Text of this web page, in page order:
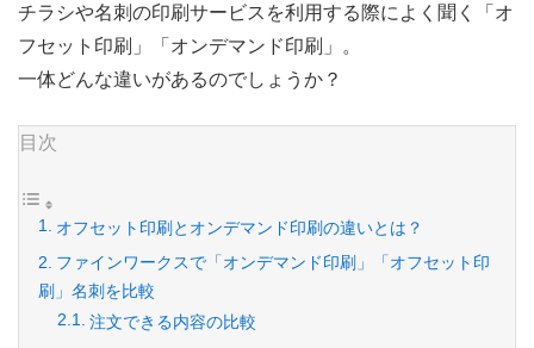
チラシや名刺の印刷サービスを利用する際によく聞く「オ
フセット印刷」「オンデマンド印刷」。
一体どんな違いがあるのでしょうか？
目次
オフセット印刷とオンデマンド印刷の違いとは？
ファインワークスで「オンデマンド印刷」「オフセット印
刷」名刺を比較
注文できる内容の比較